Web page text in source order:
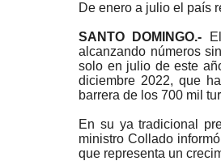
De enero a julio el país
SANTO DOMINGO.-
alcanzando números
solo en julio de este
diciembre 2022, que
barrera de los 700 mil
En su ya tradicional
ministroCollado
que representa un